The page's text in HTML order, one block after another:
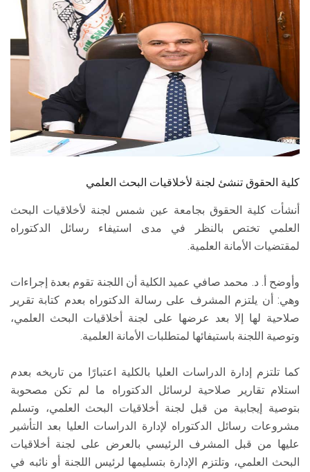
هيئة التدريس
الخريجين
الموظفون
سجل الان
كلية الحقوق تنشئ لجنة لأخلاقيات البحث العلمي
أنشأت كلية الحقوق بجامعة عين شمس لجنة لأخلاقيات البحث
العلمي تختص بالنظر في مدى استيفاء رسائل الدكتوراه
لمقتضيات الأمانة العلمية.
وأوضح أ. د. محمد صافي عميد الكلية أن اللجنة تقوم بعدة إجراءات
وهي: أن يلتزم المشرف على رسالة الدكتوراه بعدم كتابة تقرير
صلاحية لها إلا بعد عرضها على لجنة أخلاقيات البحث العلمي،
وتوصية اللجنة باستيفائها لمتطلبات الأمانة العلمية.
كما تلتزم إدارة الدراسات العليا بالكلية اعتبارًا من تاريخه بعدم
استلام تقارير صلاحية لرسائل الدكتوراه ما لم تكن مصحوبة
بتوصية إيجابية من قبل لجنة أخلاقيات البحث العلمي، وتسلم
مشروعات رسائل الدكتوراه لإدارة الدراسات العليا بعد التأشير
عليها من قبل المشرف الرئيسي بالعرض على لجنة أخلاقيات
البحث العلمي، وتلتزم الإدارة بتسليمها لرئيس اللجنة أو نائبه في